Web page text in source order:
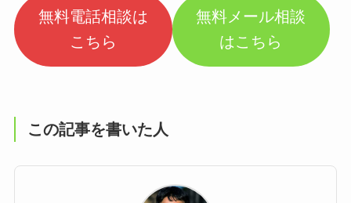
無料電話相談は
こちら
無料メール相談
はこちら
この記事を書いた人